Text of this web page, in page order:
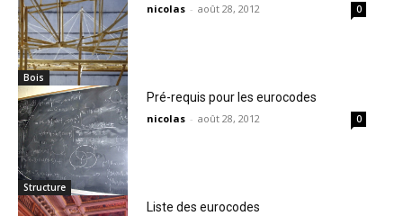
Bois
nicolas - août 28, 2012 0
Structure
Pré-requis pour les eurocodes
nicolas - août 28, 2012 0
Liste des eurocodes